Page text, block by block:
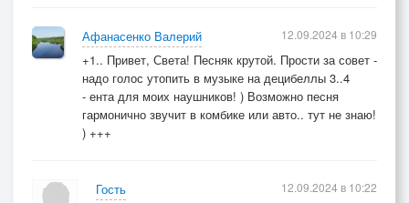
Афанасенко Валерий
+1.. Привет, Света! Песняк крутой. Прости за совет -
надо голос утопить в музыке на децибеллы 3..4
- ента для моих наушников! ) Возможно песня
гармонично звучит в комбике или авто.. тут не знаю!
) +++
12.09.2024 в 10:29
Гость
12.09.2024 в 10:22